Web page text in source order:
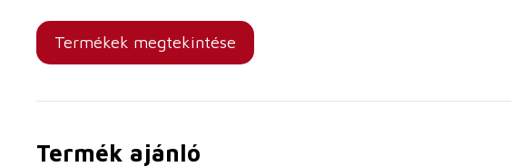
Termékek megtekintése
Termék ajánló